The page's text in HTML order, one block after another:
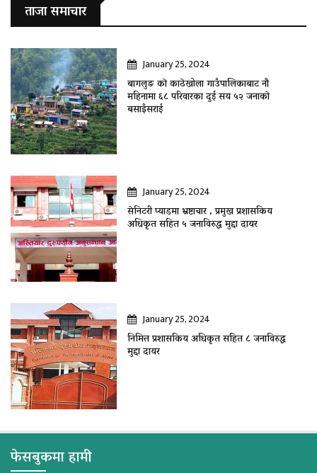
ताजा समाचार
January 25, 2024
बागलुङ काे काठेखोला गाउँपालिकाबाट नौ
महिनामा ६८ परिवारका दुई सय ५२ जनाकाे
बसाइँसराई
January 25, 2024
सेनिटरी प्याडमा भ्रष्टाचार , प्रमुख प्रशासकिय
अधिकृत सहित ५ जनाविरुद्ध मुद्दा दायर
January 25, 2024
निमित्त प्रशासकिय अधिकृत सहित ८ जनाविरुद्ध
मुद्दा दायर
फेसबुकमा हामी